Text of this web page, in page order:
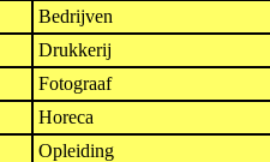
Bedrijven
Drukkerij
Fotograaf
Horeca
Opleiding